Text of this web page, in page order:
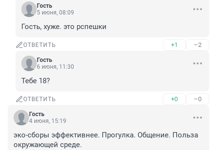
Гость
5 июня, 08:09
Гость, хуже. это рспешки
ОТВЕТИТЬ +1 –2
Гость
6 июня, 11:30
Тебе 18?
ОТВЕТИТЬ +0 –0
Гость
4 июня, 15:19
эко-сборы эффективнее. Прогулка. Общение. Польза
окружающей среде.